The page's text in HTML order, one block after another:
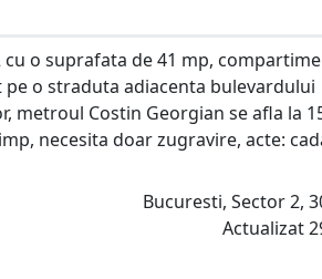
o suprafata de 41 mp,
o straduta adiacenta bulevardului
metroul Costin Georgian se afla la
necesita doar zugravire, acte:
Bucuresti, Sector 2,
Actualizat